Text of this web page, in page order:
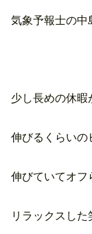
気象予報士の中
少し長めの休暇
伸びるくらいの
伸びていてオフ
リラックスした